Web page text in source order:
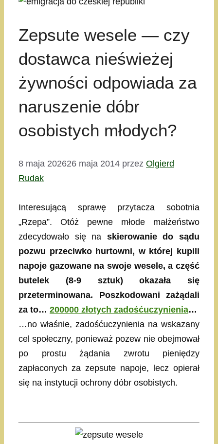
Zepsute wesele — czy
dostawca nieświeżej
żywności odpowiada za
naruszenie dóbr
osobistych młodych?
8 maja 202626 maja 2014 przez Olgierd
Rudak
Interesującą sprawę przytacza sobotnia
„Rzepa”. Otóż pewne młode małżeństwo
zdecydowało się na skierowanie do sądu
pozwu przeciwko hurtowni, w której kupili
napoje gazowane na swoje wesele, a część
butelek (8-9 sztuk) okazała się
przeterminowana. Poszkodowani zażądali
za to… 200000 złotych zadośćuczynienia…
…no właśnie, zadośćuczynienia na wskazany
cel społeczny, ponieważ pozew nie obejmował
po prostu żądania zwrotu pieniędzy
zapłaconych za zepsute napoje, lecz opierał
się na instytucji ochrony dóbr osobistych.